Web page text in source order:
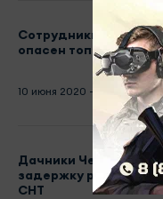
Сотрудники МЧС и
опасен тополиный
10 июня 2020 - 10:40
Дачники Челнов
задержку рейсовых
СНТ